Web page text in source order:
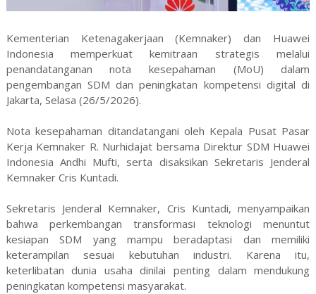
Kementerian Ketenagakerjaan (Kemnaker) dan Huawei
Indonesia memperkuat kemitraan strategis melalui
penandatanganan nota kesepahaman (MoU) dalam
pengembangan SDM dan peningkatan kompetensi digital di
Jakarta, Selasa (26/5/2026).
Nota kesepahaman ditandatangani oleh Kepala Pusat Pasar
Kerja Kemnaker R. Nurhidajat bersama Direktur SDM Huawei
Indonesia Andhi Mufti, serta disaksikan Sekretaris Jenderal
Kemnaker Cris Kuntadi.
Sekretaris Jenderal Kemnaker, Cris Kuntadi, menyampaikan
bahwa perkembangan transformasi teknologi menuntut
kesiapan SDM yang mampu beradaptasi dan memiliki
keterampilan sesuai kebutuhan industri. Karena itu,
keterlibatan dunia usaha dinilai penting dalam mendukung
peningkatan kompetensi masyarakat.